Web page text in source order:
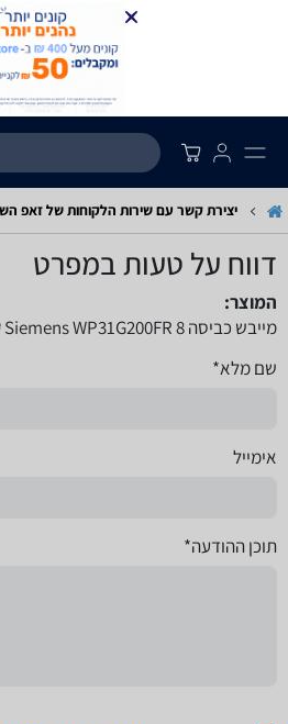
יצירת קשר עם שירות הלקוחות של זאפ
דווח על טעות במפרט
המוצר:
מייבש כביסה Siemens WP31G200FR 8 ק"ג
שם מלא*
אימייל
תוכן ההודעה*